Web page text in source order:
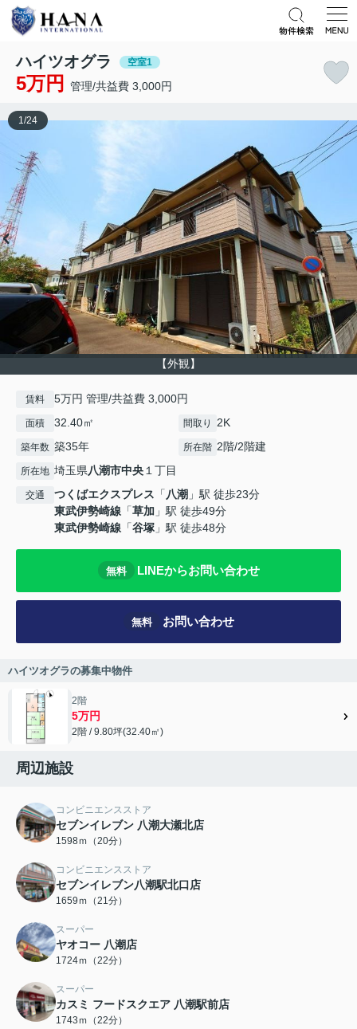
ハイツオグラ 空室1
5万円 管理/共益費 3,000円
【外観】
1/24
賃料 5万円 管理/共益費 3,000円
面積 32.40㎡ 間取り 2K
築年数 築35年 所在階 2階/2階建
所在地 埼玉県八潮市中央 １丁目
交通 つくばエクスプレス 「 八潮 」駅 徒歩23分
東武伊勢崎線 「草加 」駅 徒歩49分
東武伊勢崎線 「谷塚 」駅 徒歩48分
無料 LINEからお問い合わせ
無料 お問い合わせ
ハイツオグラの募集中物件
2階
5万円
2階 / 9.80坪(32.40㎡)
周辺施設
コンビニエンスストア
セブンイレブン 八潮大瀬北店
1598ｍ（20分）
コンビニエンスストア
セブンイレブン八潮駅北口店
1659ｍ（21分）
スーパー
ヤオコー 八潮店
1724ｍ（22分）
スーパー
カスミ フードスクエア 八潮駅前店
1743ｍ（22分）